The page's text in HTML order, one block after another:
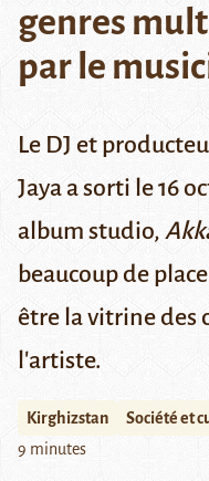
genres
par le
Le DJ et
Jaya a sorti le 16
album studio,
beaucoup de
être la vitrine des
l'artiste.
Kirghizstan
Société et
9 minutes